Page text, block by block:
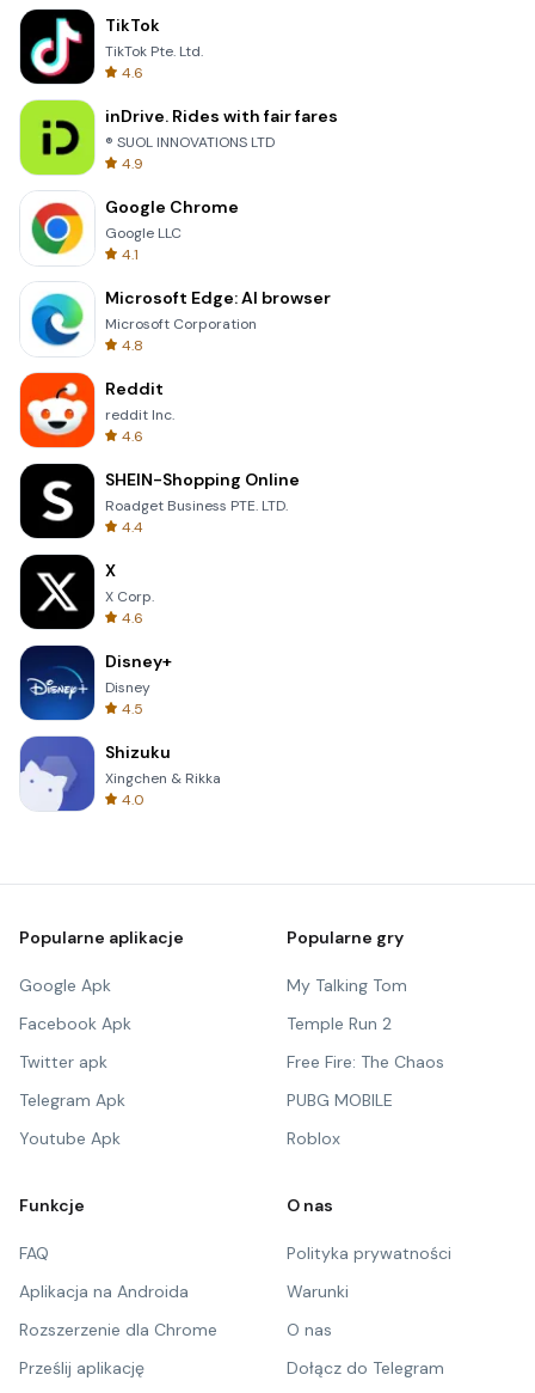
TikTok
TikTok Pte. Ltd.
4.6
inDrive. Rides with fair fares
® SUOL INNOVATIONS LTD
4.9
Google Chrome
Google LLC
4.1
Microsoft Edge: AI browser
Microsoft Corporation
4.8
Reddit
reddit Inc.
4.6
SHEIN-Shopping Online
Roadget Business PTE. LTD.
4.4
X
X Corp.
4.6
Disney+
Disney
4.5
Shizuku
Xingchen & Rikka
4.0
Popularne aplikacje
Google Apk
Facebook Apk
Twitter apk
Telegram Apk
Youtube Apk
Popularne gry
My Talking Tom
Temple Run 2
Free Fire: The Chaos
PUBG MOBILE
Roblox
Funkcje
FAQ
Aplikacja na Androida
Rozszerzenie dla Chrome
Prześlij aplikację
O nas
Polityka prywatności
Warunki
O nas
Dołącz do Telegram